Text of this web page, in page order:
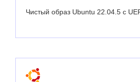
Чистый образ Ubuntu 22.04.5 с